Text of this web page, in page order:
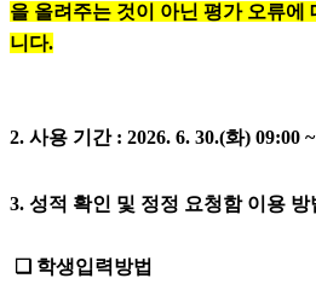
을 올려주는 것이 아닌 평가 오류에
니다.
2. 사용 기간 : 2026. 6. 30.(화) 09:00
3. 성적 확인 및 정정 요청함 이용 방
❏ 학생입력방법